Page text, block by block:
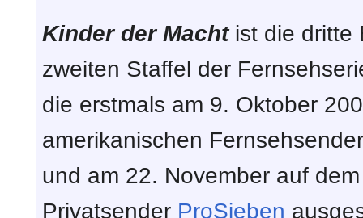
Kinder der Machtist die dritte
zweiten Staffel der
die erstmals am 9. Oktober
amerikanischen
und am 22. November auf
Privatsender ProSieben